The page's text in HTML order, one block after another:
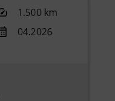
1.500 km
04.2026